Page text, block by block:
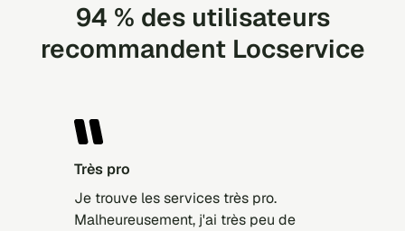
94 % des utilisateurs
recommandent Locservice
Très pro
Je trouve les services très pro.
Malheureusement, j'ai très peu de